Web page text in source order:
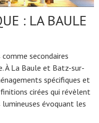
: LA BAULE
comme secondaires
À La Baule et Batz-sur-
spécifiques et
cirées qui révèlent
évoquant les